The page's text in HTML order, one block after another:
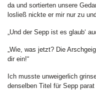
da und sortierten unsere
losließ nickte er mir nur zu
„Und der Sepp ist es glaub‘
„Wie, was jetzt? Die
dir ein!“
Ich musste unweigerlich
denselben Titel für Sepp parat